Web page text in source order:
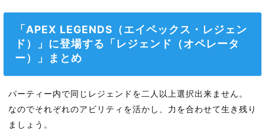
「APEX LEGENDS（エイペックス・レジェン
ド）」に登場する「レジェンド（オペレータ
ー）」まとめ
パーティー内で同じレジェンドを二人以上選択出来ません。
なのでそれぞれのアビリティを活かし、力を合わせて生き残り
ましょう。